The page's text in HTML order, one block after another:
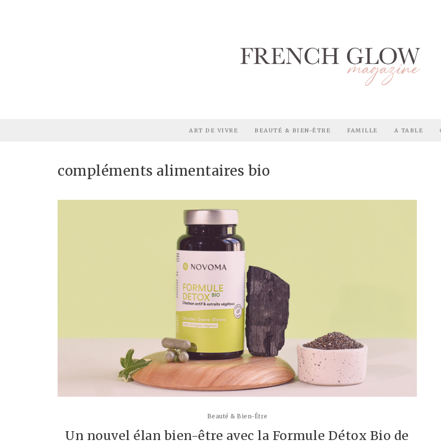
ART DE VIVRE BEAUTÉ & BIEN-ÊTRE FAMILLE A TABLE
compléments alimentaires bio
Beauté & Bien-Être
Un nouvel élan bien-être avec la Formule Détox Bio de